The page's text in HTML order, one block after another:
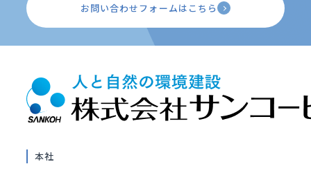
お問い合わせフォームはこちら
本社